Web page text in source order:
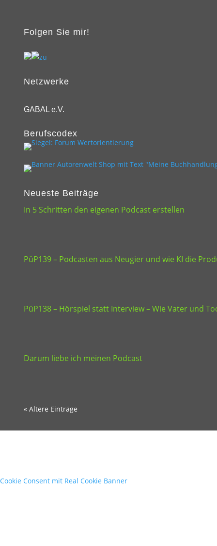
Folgen Sie mir!
Netzwerke
GABAL e.V.
Berufscodex
Neueste Beiträge
In 5 Schritten den eigenen Podcast erstellen
PüP139 – Podcasten aus Neugier und wie KI die
PüP138 – Hörspiel statt Interview – Wie Vater und
Darum liebe ich meinen Podcast
« Ältere Einträge
Cookie Consent mit Real Cookie Banner